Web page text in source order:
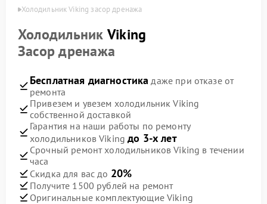
Холодильник Viking засор дренажа
Холодильник Viking
Засор дренажа
Бесплатная диагностика даже при отказе от
ремонта
Привезем и увезем холодильник Viking
собственной доставкой
Гарантия на наши работы по ремонту
холодильников Vikingдо 3-х лет
Срочный ремонт холодильников Viking в течении
часа
Скидка для вас до 20%
Получите 1500 рублей на ремонт
Оригинальные комплектующие Viking